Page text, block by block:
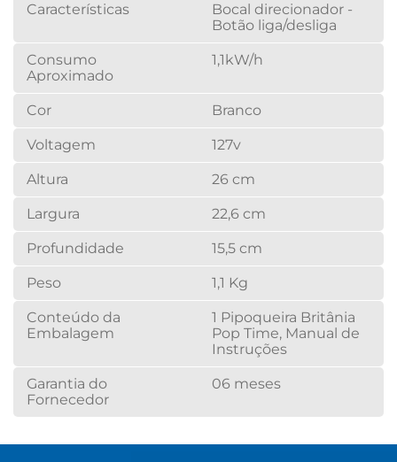
Características
Bocal direcionador -
Botão liga/desliga
Consumo
Aproximado
1,1kW/h
Cor Branco
Voltagem 127v
Altura 26 cm
Largura 22,6 cm
Profundidade 15,5 cm
Peso 1,1 Kg
Conteúdo da
Embalagem
1 Pipoqueira Britânia
Pop Time, Manual de
Instruções
Garantia do
Fornecedor
06 meses